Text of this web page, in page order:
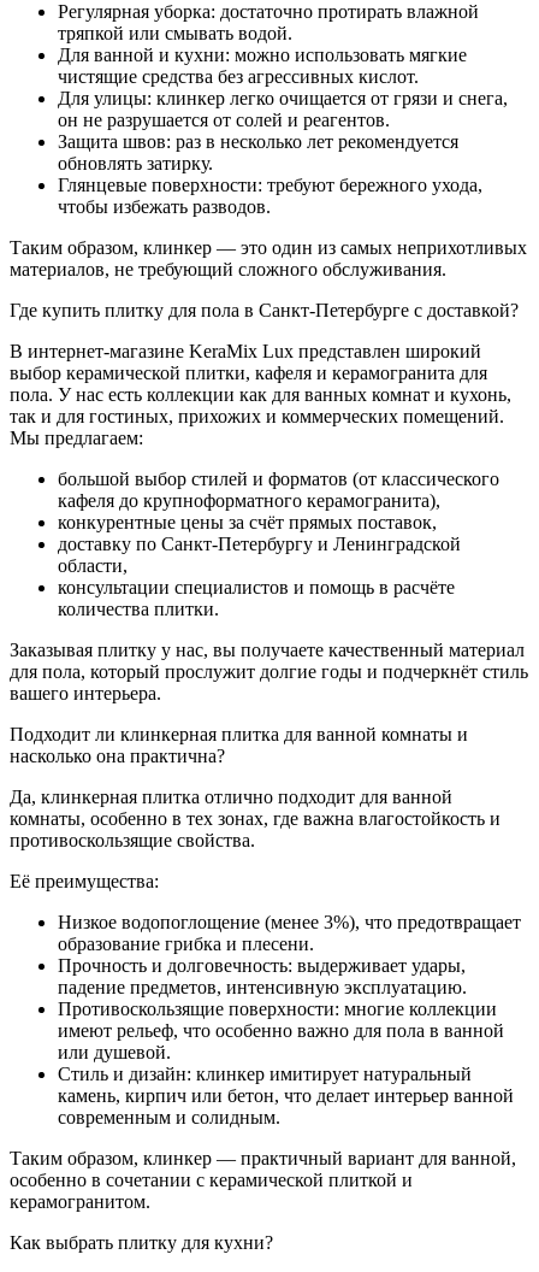
Регулярная уборка: достаточно протирать влажной
тряпкой или смывать водой.
Для ванной и кухни: можно использовать мягкие
чистящие средства без агрессивных кислот.
Для улицы: клинкер легко очищается от грязи и снега,
он не разрушается от солей и реагентов.
Защита швов: раз в несколько лет рекомендуется
обновлять затирку.
Глянцевые поверхности: требуют бережного ухода,
чтобы избежать разводов.
Таким образом, клинкер — это один из самых неприхотливых
материалов, не требующий сложного обслуживания.
Где купить плитку для пола в Санкт-Петербурге с доставкой?
В интернет-магазине KeraMix Lux представлен широкий
выбор керамической плитки, кафеля и керамогранита для
пола. У нас есть коллекции как для ванных комнат и кухонь,
так и для гостиных, прихожих и коммерческих помещений.
Мы предлагаем:
большой выбор стилей и форматов (от классического
кафеля до крупноформатного керамогранита),
конкурентные цены за счёт прямых поставок,
доставку по Санкт-Петербургу и Ленинградской
области,
консультации специалистов и помощь в расчёте
количества плитки.
Заказывая плитку у нас, вы получаете качественный материал
для пола, который прослужит долгие годы и подчеркнёт стиль
вашего интерьера.
Подходит ли клинкерная плитка для ванной комнаты и
насколько она практична?
Да, клинкерная плитка отлично подходит для ванной
комнаты, особенно в тех зонах, где важна влагостойкость и
противоскользящие свойства.
Её преимущества:
Низкое водопоглощение (менее 3%), что предотвращает
образование грибка и плесени.
Прочность и долговечность: выдерживает удары,
падение предметов, интенсивную эксплуатацию.
Противоскользящие поверхности: многие коллекции
имеют рельеф, что особенно важно для пола в ванной
или душевой.
Стиль и дизайн: клинкер имитирует натуральный
камень, кирпич или бетон, что делает интерьер ванной
современным и солидным.
Таким образом, клинкер — практичный вариант для ванной,
особенно в сочетании с керамической плиткой и
керамогранитом.
Как выбрать плитку для кухни?